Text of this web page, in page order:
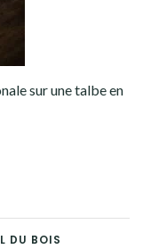
sur une talbe en
DU BOIS